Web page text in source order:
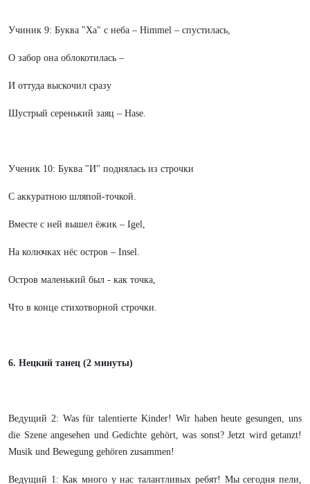
Учиник 9: Буква "Ха" с неба – Himmel – спустилась,
О забор она облокотилась –
И оттуда выскочил сразу
Шустрый серенький заяц – Hase.
Ученик 10: Буква "И" поднялась из строчки
С аккуратною шляпой-точкой.
Вместе с ней вышел ёжик – Igel,
На колючках нёс остров – Insel.
Остров маленький был - как точка,
Что в конце стихотворной строчки.
6. Нецкий танец (2 минуты)
Ведущий 2: Was für talentierte Kinder! Wir haben heute gesungen, uns
die Szene angesehen und Gedichte gehört, was sonst? Jetzt wird getanzt!
Musik und Bewegung gehören zusammen!
Ведущий 1: Как много у нас талантливых ребят! Мы сегодня пели,